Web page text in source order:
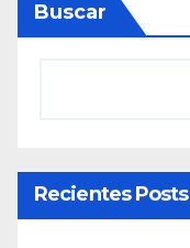
Buscar
Recientes Posts